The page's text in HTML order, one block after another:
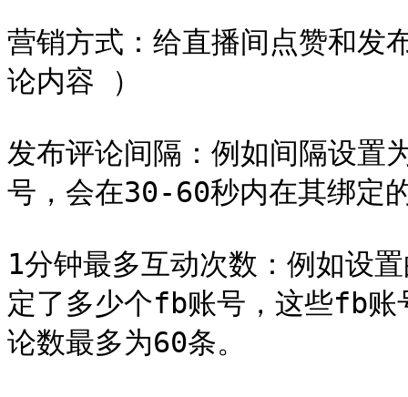
营销方式：给直播间点赞和发
论内容 ）
发布评论间隔：例如间隔设置
号，会在30-60秒内在其绑定
1分钟最多互动次数：例如设
定了多少个fb账号，这些fb账
论数最多为60条。